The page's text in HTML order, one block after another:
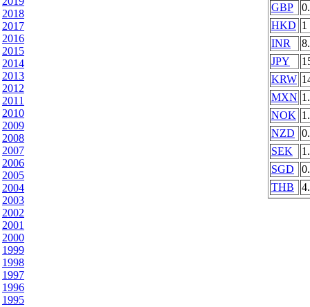
2018
2017
2016
2015
2014
2013
2012
2011
2010
2009
2008
2007
2006
2005
2004
2003
2002
2001
2000
1999
1998
1997
1996
1995
GBP
HKD 1
INR
JPY
KRW
MXN
NOK
NZD
SEK
SGD
THB